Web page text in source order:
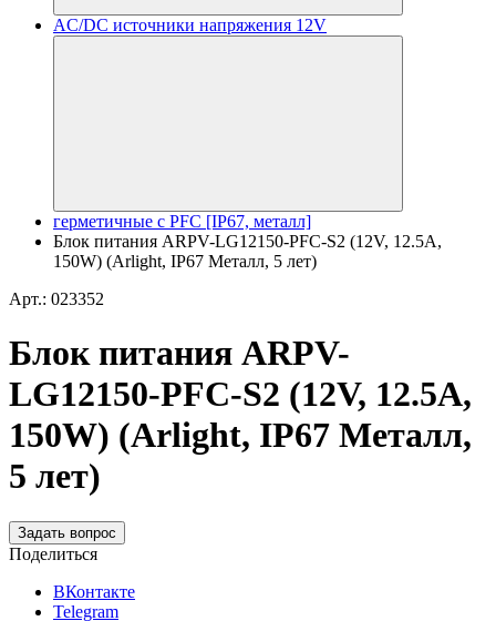
AC/DC источники напряжения 12V
герметичные с PFC [IP67, металл]
Блок питания ARPV-LG12150-PFC-S2 (12V, 12.5A,
150W) (Arlight, IP67 Металл, 5 лет)
Арт.: 023352
Блок питания ARPV-
LG12150-PFC-S2 (12V, 12.5A,
150W) (Arlight, IP67 Металл,
5 лет)
Задать вопрос
Поделиться
ВКонтакте
Telegram